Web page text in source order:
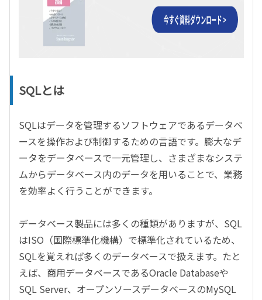
SQLとは
SQLはデータを管理するソフトウェアであるデータベ
ースを操作および制御するための言語です。膨大なデ
ータをデータベースで一元管理し、さまざまなシステ
ムからデータベース内のデータを用いることで、業務
を効率よく行うことができます。
データベース製品には多くの種類がありますが、SQL
はISO（国際標準化機構）で標準化されているため、
SQLを覚えれば多くのデータベースで扱えます。たと
えば、商用データベースであるOracle Databaseや
SQL Server、オープンソースデータベースのMySQL